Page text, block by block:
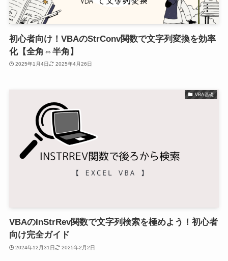
初心者向け！VBAのStrConv関数で文字列変換を効率
化【全角⇔半角】
2025年1月4日 2025年4月26日
VBA基礎
VBAのInStrRev関数で文字列検索を極めよう！初心者
向け完全ガイド
2024年12月31日 2025年2月2日